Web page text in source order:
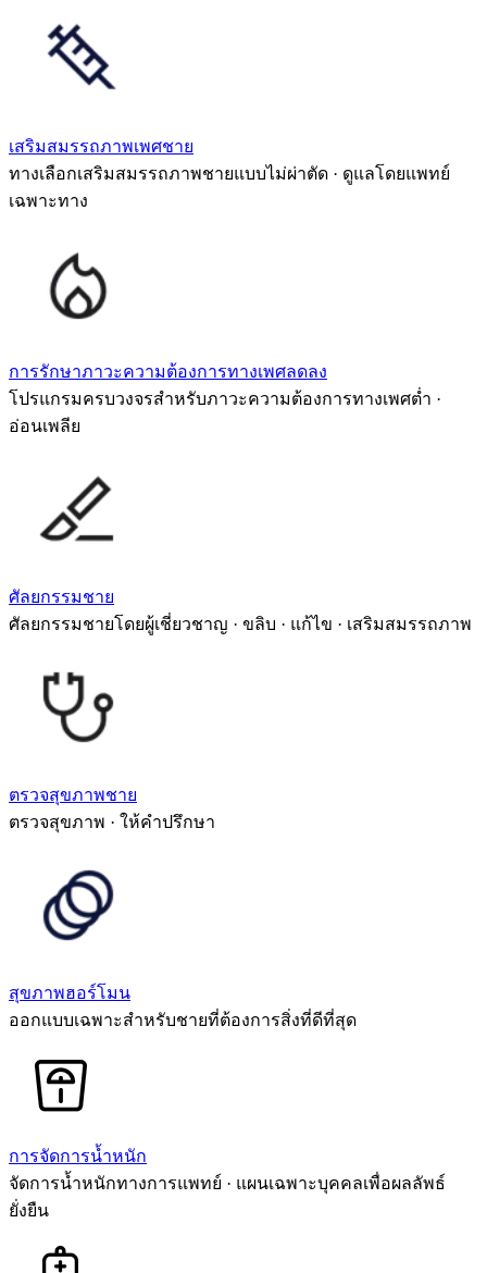
เสริมสมรรถภาพเพศชาย
ทางเลือกเสริมสมรรถภาพชายแบบไม่ผ่าตัด · ดูแลโดยแพทย์
เฉพาะทาง
การรักษาภาวะความต้องการทางเพศลดลง
โปรแกรมครบวงจรสำหรับภาวะความต้องการทางเพศต่ำ ·
อ่อนเพลีย
ศัลยกรรมชาย
ศัลยกรรมชายโดยผู้เชี่ยวชาญ · ขลิบ · แก้ไข · เสริมสมรรถภาพ
ตรวจสุขภาพชาย
ตรวจสุขภาพ · ให้คำปรึกษา
สุขภาพฮอร์โมน
ออกแบบเฉพาะสำหรับชายที่ต้องการสิ่งที่ดีที่สุด
การจัดการน้ำหนัก
จัดการน้ำหนักทางการแพทย์ · แผนเฉพาะบุคคลเพื่อผลลัพธ์
ยั่งยืน